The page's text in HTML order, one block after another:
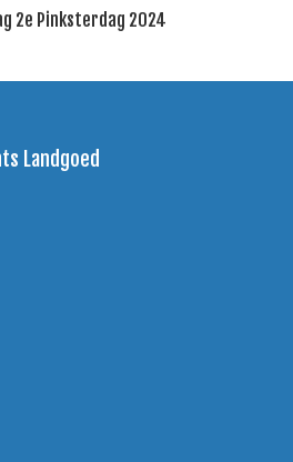
2e Pinksterdag 2024
Landgoed